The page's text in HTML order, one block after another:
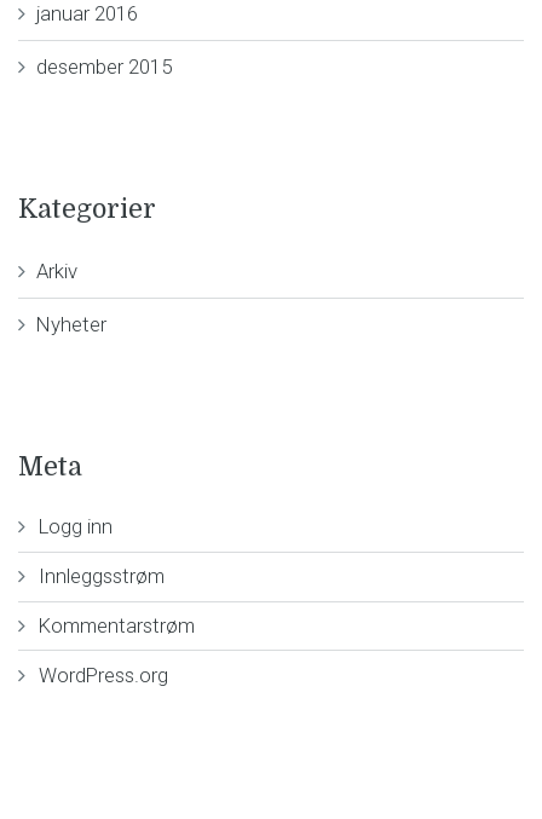
januar 2016
desember 2015
Kategorier
Arkiv
Nyheter
Meta
Logg inn
Innleggsstrøm
Kommentarstrøm
WordPress.org